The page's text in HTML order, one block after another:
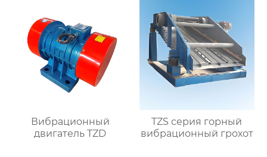
Вибрационный
двигатель TZD
TZS серия горный
вибрационный грохот